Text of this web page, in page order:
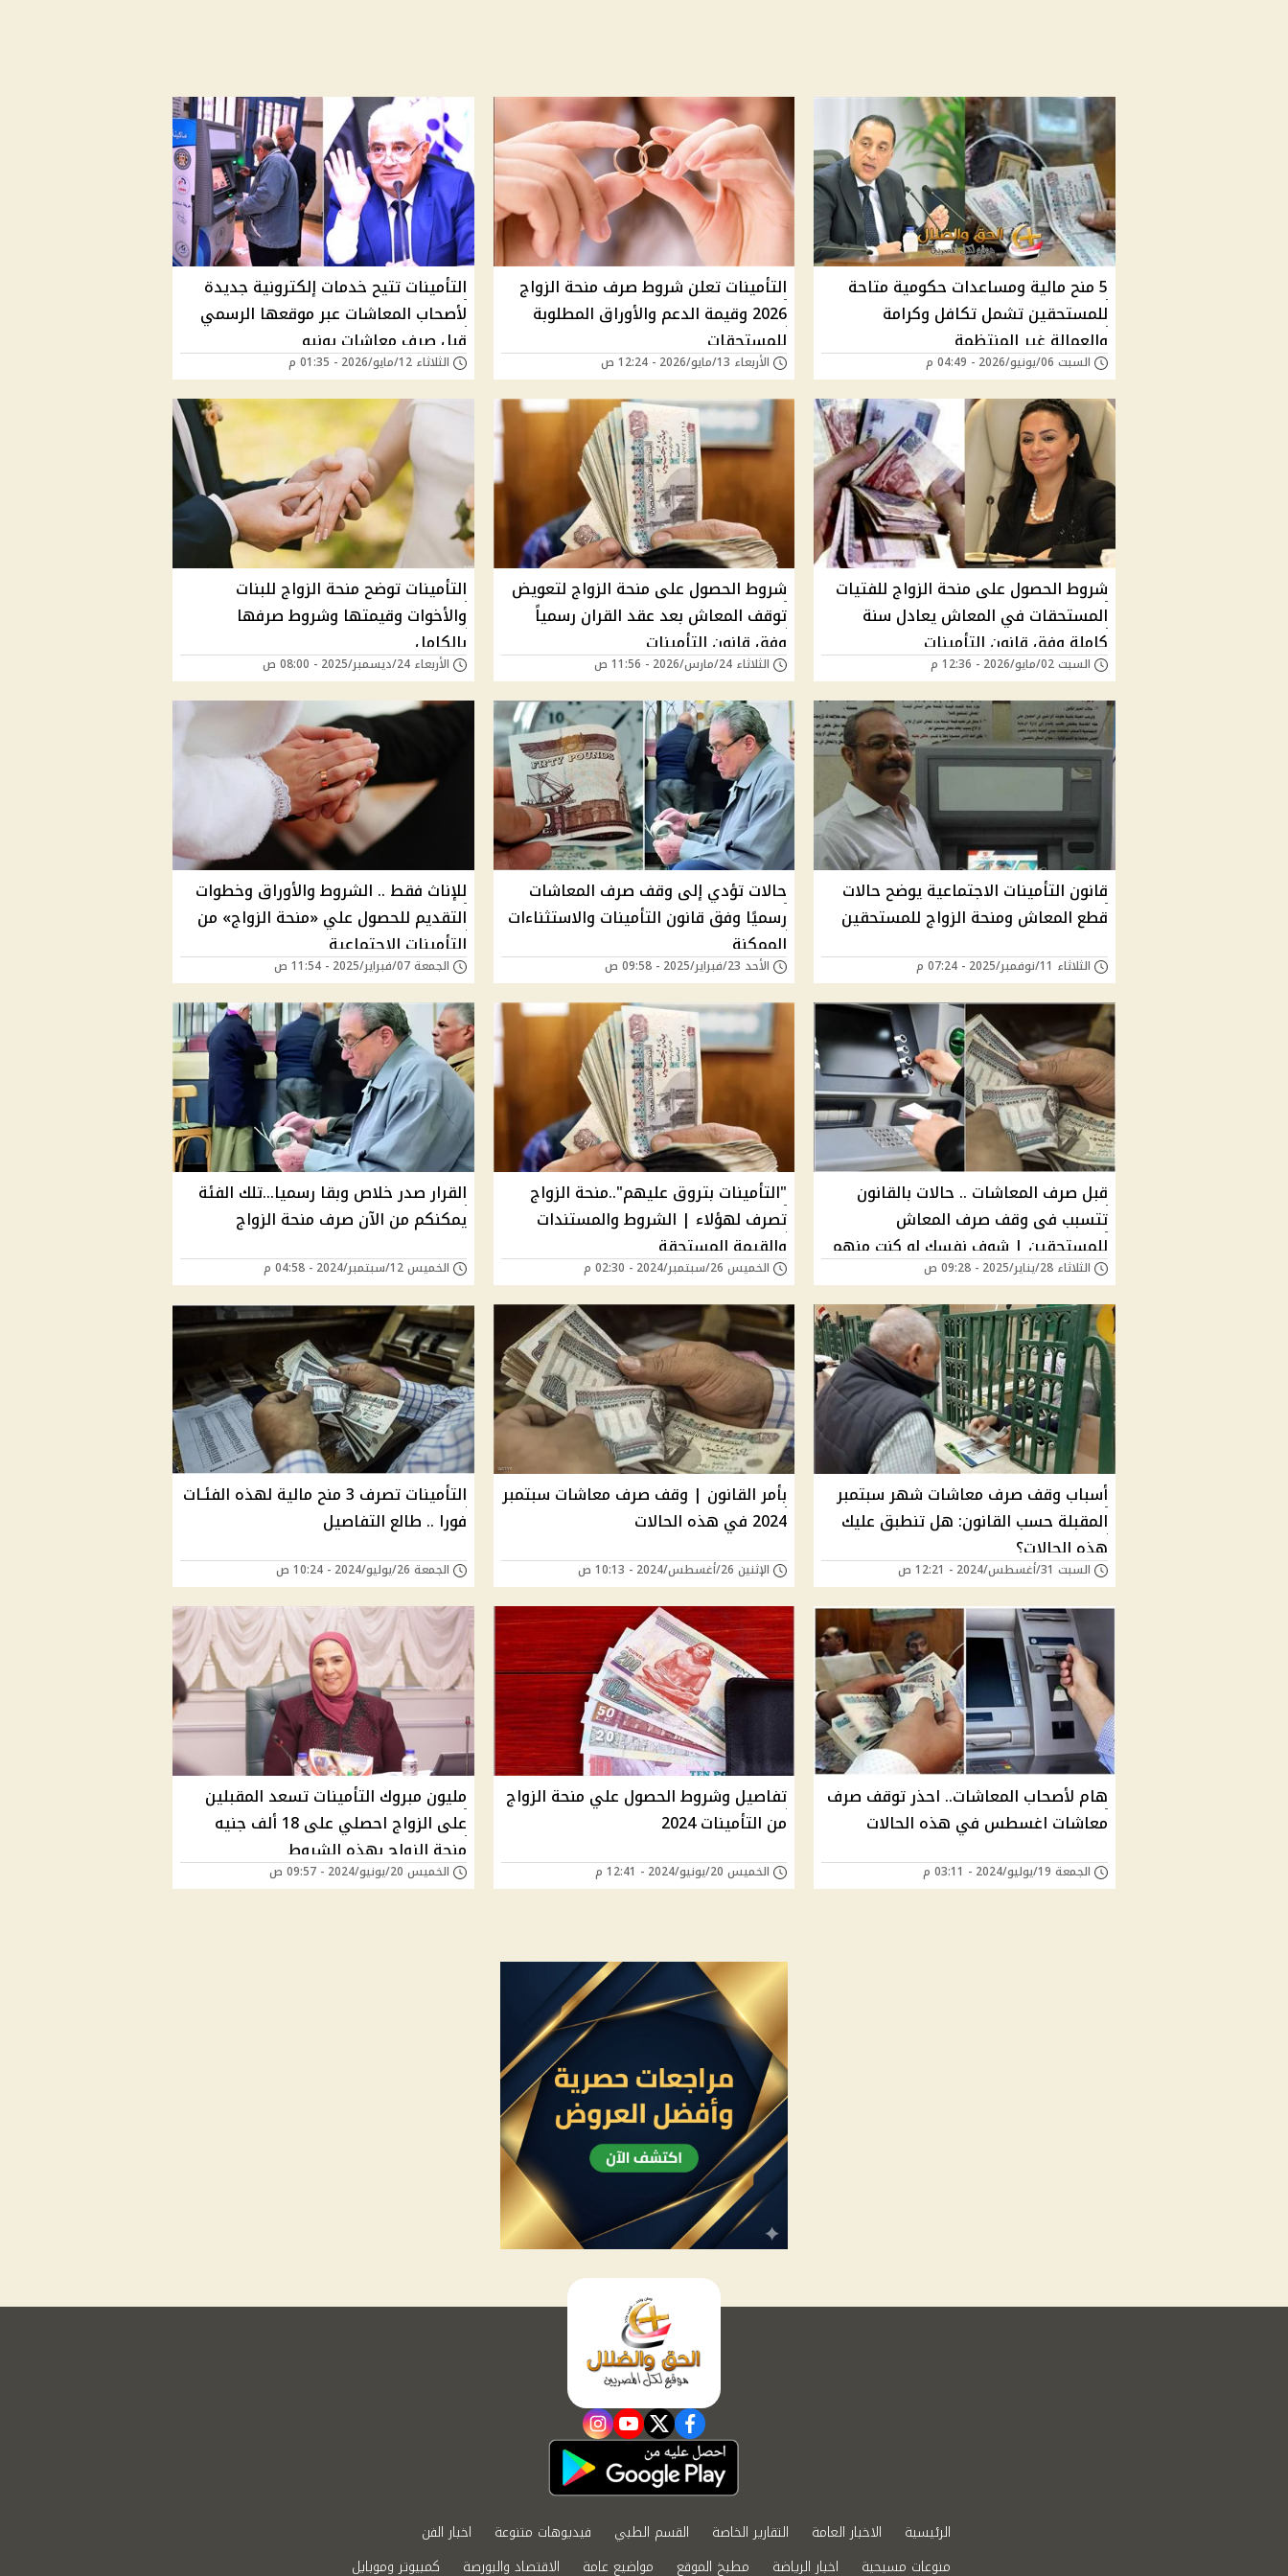
5 منح مالية ومساعدات حكومية متاحة
للمستحقين تشمل تكافل وكرامة
والعمالة غير المنتظمة
السبت 06/يونيو/2026 - 04:49 م
التأمينات تعلن شروط صرف منحة الزواج
2026 وقيمة الدعم والأوراق المطلوبة
للمستحقات
الأربعاء 13/مايو/2026 - 12:24 ص
التأمينات تتيح خدمات إلكترونية جديدة
لأصحاب المعاشات عبر موقعها الرسمي
قبل صرف معاشات يونيو
الثلاثاء 12/مايو/2026 - 01:35 م
شروط الحصول على منحة الزواج للفتيات
المستحقات في المعاش يعادل سنة
كاملة وفق قانون التأمينات
السبت 02/مايو/2026 - 12:36 م
شروط الحصول على منحة الزواج لتعويض
توقف المعاش بعد عقد القران رسمياً
وفق قانون التأمينات
الثلاثاء 24/مارس/2026 - 11:56 ص
التأمينات توضح منحة الزواج للبنات
والأخوات وقيمتها وشروط صرفها
بالكامل
الأربعاء 24/ديسمبر/2025 - 08:00 ص
قانون التأمينات الاجتماعية يوضح حالات
قطع المعاش ومنحة الزواج للمستحقين
الثلاثاء 11/نوفمبر/2025 - 07:24 م
حالات تؤدي إلى وقف صرف المعاشات
رسميًا وفق قانون التأمينات والاستثناءات
الممكنة
الأحد 23/فبراير/2025 - 09:58 ص
للإناث فقط .. الشروط والأوراق وخطوات
التقديم للحصول علي «منحة الزواج» من
التأمينات الإجتماعية
الجمعة 07/فبراير/2025 - 11:54 ص
قبل صرف المعاشات .. حالات بالقانون
تتسبب فى وقف صرف المعاش
للمستحقين | شوف نفسك لو كنت منهم
الثلاثاء 28/يناير/2025 - 09:28 ص
"التأمينات بتروق عليهم"..منحة الزواج
تصرف لهؤلاء | الشروط والمستندات
والقيمة المستحقة
الخميس 26/سبتمبر/2024 - 02:30 م
القرار صدر خلاص وبقا رسميا...تلك الفئة
يمكنكم من الآن صرف منحة الزواج
الخميس 12/سبتمبر/2024 - 04:58 م
أسباب وقف صرف معاشات شهر سبتمبر
المقبلة حسب القانون: هل تنطبق عليك
هذه الحالات؟
السبت 31/أغسطس/2024 - 12:21 ص
بأمر القانون | وقف صرف معاشات سبتمبر
2024 في هذه الحالات
الإثنين 26/أغسطس/2024 - 10:13 ص
التأمينات تصرف 3 منح مالية لهذه الفئـات
فورا .. طالع التفاصيل
الجمعة 26/يوليو/2024 - 10:24 ص
هام لأصحاب المعاشات.. احذر توقف صرف
معاشات اغسطس في هذه الحالات
الجمعة 19/يوليو/2024 - 03:11 م
تفاصيل وشروط الحصول علي منحة الزواج
من التأمينات 2024
الخميس 20/يونيو/2024 - 12:41 م
مليون مبروك التأمينات تسعد المقبلين
على الزواج احصلي على 18 ألف جنيه
منحة الزواج بهذه الشروط
الخميس 20/يونيو/2024 - 09:57 ص
facebook
twitter
youtube
instagram
الرئيسية الاخبار العامة التقارير الخاصة القسم الطبي فيديوهات متنوعة
اخبار الفن
منوعات مسيحية
اخبار الرياضة مطبخ الموقع مواضيع عامة الاقتصاد والبورصة كمبيوتر وموبايل